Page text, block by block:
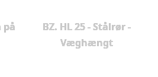
på
BZ. HL 25 - Stålrør -
Væghængt